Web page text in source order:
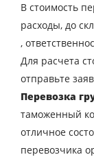
В стоимость
расходы, до
,
Для расчета
отправьте
Перевозка
таможенный
отличное
перевозчика